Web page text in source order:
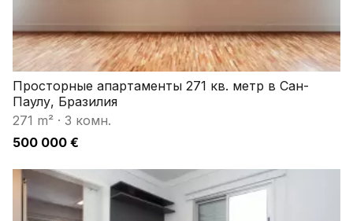
Просторные апартаменты 271 кв. метр в Сан-
Паулу, Бразилия
271 m² · 3 комн.
500 000 €